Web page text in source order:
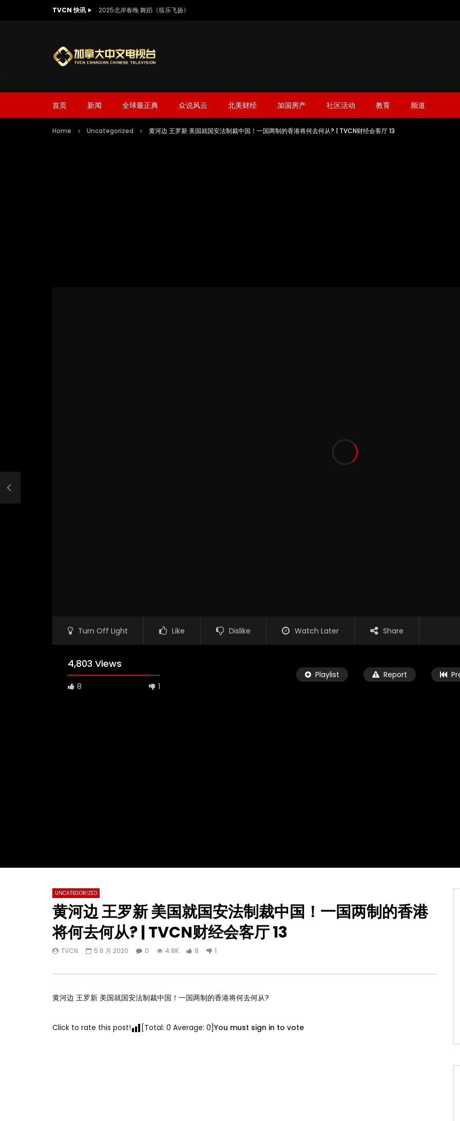
TVCN 快讯 2025北岸春晚 舞蹈《筷乐飞扬》
首页 新闻 全球最正典 众说风云 北美财经 加国房产 社区活动 教育 频道
Home Uncategorized 黄河边 王罗新 美国就国安法制裁中国！一国两制的香港将何去何从? | TVCN财经会客厅 13
Turn Off Light Like Dislike Watch Later Share
4,803 Views
8 1
Playlist Report
UNCATEGORIZED
黄河边 王罗新 美国就国安法制裁中国！一国两制的香港
将何去何从? | TVCN财经会客厅 13
TVCN 5 6 月 2020 0 4.8K 8 1
黄河边 王罗新 美国就国安法制裁中国！一国两制的香港将何去何从?
Click to rate this post! [Total: 0 Average: 0]You must sign in to vote